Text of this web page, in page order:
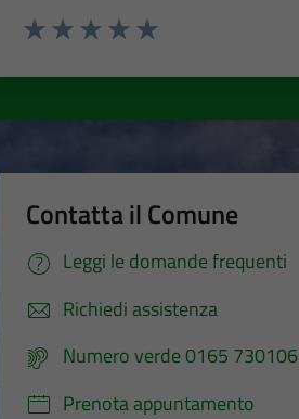
Contatta il Comune
Leggi le domande frequenti
Richiedi assistenza
Numero verde 0165 730106
Prenota appuntamento